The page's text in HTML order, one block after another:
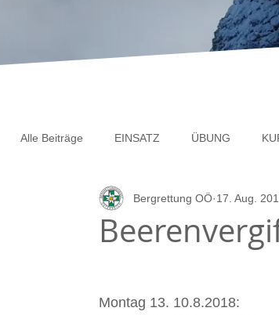
Alle Beiträge EINSATZ ÜBUNG
Bergrettung OÖ 17. Aug.
Montag 13. 10.8.2018: